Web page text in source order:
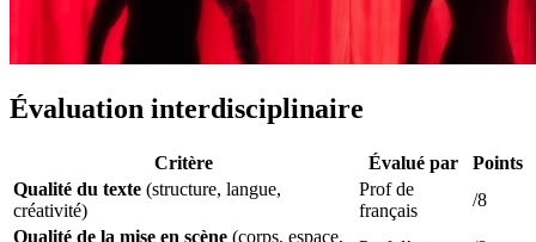
Évaluation interdisciplinaire
Critère Évalué par
Points
Qualité du texte (structure, langue,
créativité)
Prof de
français
/8
Qualité de la mise en scène (corps, espace,